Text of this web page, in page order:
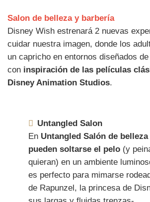
Salon de belleza y barbería
Disney Wish estrenará 2 nuevas
cuidar nuestra imagen, donde los
un capricho en entornos diseñados
con inspiración de las películas
Disney Animation Studios.
Untangled Salon
En Untangled Salón de
pueden soltarse el pelo(y
quieran) en un ambiente
es perfecto para mimarse
de Rapunzel, la princesa de